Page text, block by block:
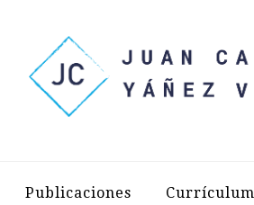
Publicaciones Currículum